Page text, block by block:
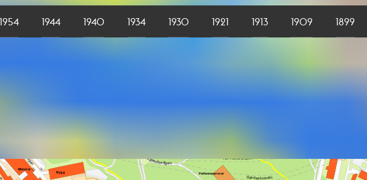
1954 1944 1940 1934 1930 1921 1913 1909 1899